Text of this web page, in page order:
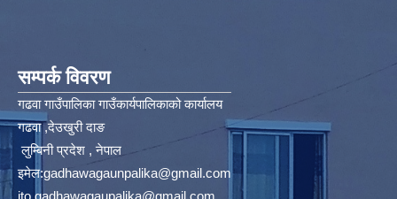
सम्पर्क विवरण
गढवा गाउँपालिका गाउँकार्यपालिकाको कार्यालय
गढवा ,देउखुरी दाङ
लुम्बिनी प्रदेश , नेपाल
इमेल:gadhawagaunpalika@gmail.com
ito.gadhawagaupalika@gmail.com